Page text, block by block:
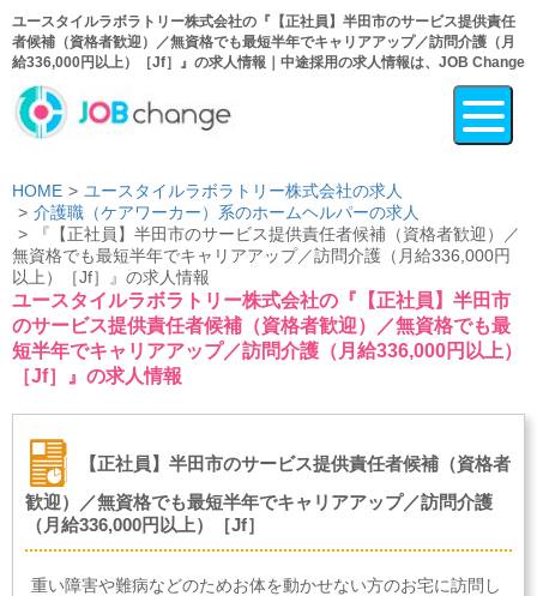
ユースタイルラボラトリー株式会社の『【正社員】半田市のサービス提供責任
者候補（資格者歓迎）／無資格でも最短半年でキャリアアップ／訪問介護（月
給336,000円以上）［Jf］』の求人情報｜中途採用の求人情報は、JOB Change
HOME
ユースタイルラボラトリー株式会社の求人
介護職（ケアワーカー）系のホームヘルパーの求人
『【正社員】半田市のサービス提供責任者候補（資格者歓迎）／
無資格でも最短半年でキャリアアップ／訪問介護（月給336,000円
以上）［Jf］』の求人情報
ユースタイルラボラトリー株式会社の『【正社員】半田市
のサービス提供責任者候補（資格者歓迎）／無資格でも最
短半年でキャリアアップ／訪問介護（月給336,000円以上）
［Jf］』の求人情報
【正社員】半田市のサービス提供責任者候補（資格者
歓迎）／無資格でも最短半年でキャリアアップ／訪問介護
（月給336,000円以上）［Jf］
重い障害や難病などのためお体を動かせない方のお宅に訪問し